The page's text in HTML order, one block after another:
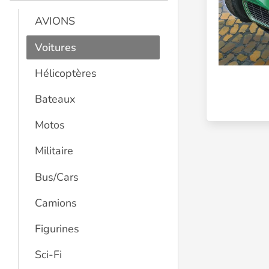
AVIONS
Voitures
Hélicoptères
Bateaux
Motos
Militaire
Bus/Cars
Camions
Figurines
Sci-Fi